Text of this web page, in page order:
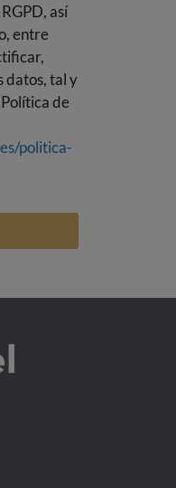
así
entre
datos, tal y
de
politica-